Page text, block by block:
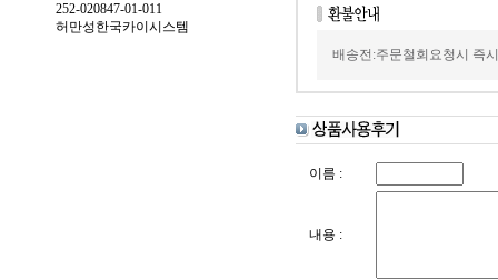
252-020847-01-011
허만성한국카이시스템
배송전:주문철회요청시 즉
이름 :
내용 :